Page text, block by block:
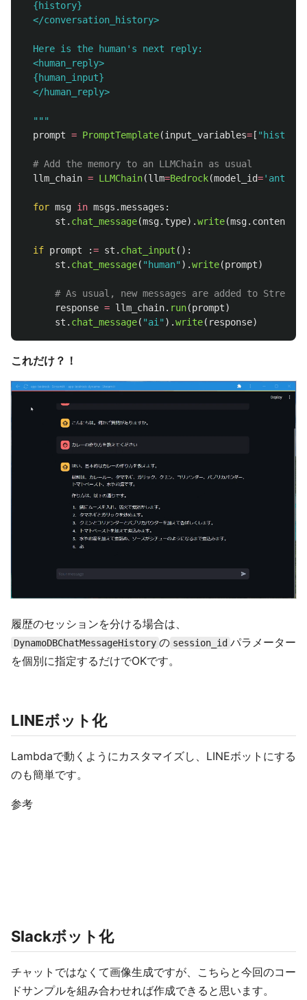
  {history}
  </conversation_history>
  Here is the human
' s next reply:
  <human_reply>
  {human_input}
  </human_reply>
"""
prompt = PromptTemplate(input_variables= [ " history
# Add the memory to an LLMChain as usual
llm_chain = LLMChain(llm=Bedrock(model_id='
for msg in msgs .messages :
st . chat_message(msg. type).write(msg. content
if prompt := st . chat_input ():
st . chat_message( " human" ).write(prompt)
# As usual, new messages are added to
response = llm_chain. run(prompt)
st . chat_message( "ai " ).write( response)
これだけ？！
履歴のセッションを分ける場合は、
DynamoDBChatMessageHistory の session_id パラメーター
を個別に指定するだけでOKです。
LINEボット化
Lambdaで動くようにカスタマイズし、LINEボットにする
のも簡単です。
参考
Slackボット化
チャットではなくて画像生成ですが、こちらと今回のコー
ドサンプルを組み合わせれば作成できると思います。